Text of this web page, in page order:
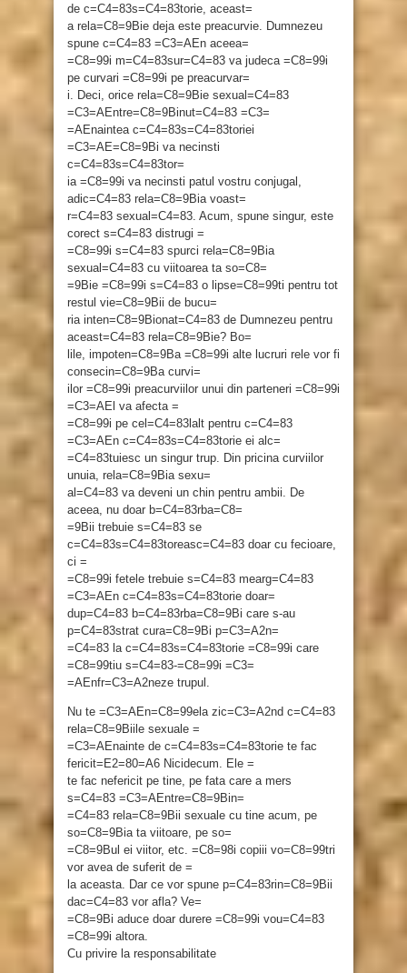
de c=C4=83s=C4=83torie, aceast=
a rela=C8=9Bie deja este preacurvie. Dumnezeu
spune c=C4=83 =C3=AEn aceea=
=C8=99i m=C4=83sur=C4=83 va judeca =C8=99i
pe curvari =C8=99i pe preacurvar=
i. Deci, orice rela=C8=9Bie sexual=C4=83
=C3=AEntre=C8=9Binut=C4=83 =C3=
=AEnaintea c=C4=83s=C4=83toriei
=C3=AE=C8=9Bi va necinsti
c=C4=83s=C4=83tor=
ia =C8=99i va necinsti patul vostru conjugal,
adic=C4=83 rela=C8=9Bia voast=
r=C4=83 sexual=C4=83. Acum, spune singur, este
corect s=C4=83 distrugi =
=C8=99i s=C4=83 spurci rela=C8=9Bia
sexual=C4=83 cu viitoarea ta so=C8=
=9Bie =C8=99i s=C4=83 o lipse=C8=99ti pentru tot
restul vie=C8=9Bii de bucu=
ria inten=C8=9Bionat=C4=83 de Dumnezeu pentru
aceast=C4=83 rela=C8=9Bie? Bo=
lile, impoten=C8=9Ba =C8=99i alte lucruri rele vor fi
consecin=C8=9Ba curvi=
ilor =C8=99i preacurviilor unui din parteneri =C8=99i
=C3=AEl va afecta =
=C8=99i pe cel=C4=83lalt pentru c=C4=83
=C3=AEn c=C4=83s=C4=83torie ei alc=
=C4=83tuiesc un singur trup. Din pricina curviilor
unuia, rela=C8=9Bia sexu=
al=C4=83 va deveni un chin pentru ambii. De
aceea, nu doar b=C4=83rba=C8=
=9Bii trebuie s=C4=83 se
c=C4=83s=C4=83toreasc=C4=83 doar cu fecioare,
ci =
=C8=99i fetele trebuie s=C4=83 mearg=C4=83
=C3=AEn c=C4=83s=C4=83torie doar=
dup=C4=83 b=C4=83rba=C8=9Bi care s-au
p=C4=83strat cura=C8=9Bi p=C3=A2n=
=C4=83 la c=C4=83s=C4=83torie =C8=99i care
=C8=99tiu s=C4=83-=C8=99i =C3=
=AEnfr=C3=A2neze trupul.
Nu te =C3=AEn=C8=99ela zic=C3=A2nd c=C4=83
rela=C8=9Biile sexuale =
=C3=AEnainte de c=C4=83s=C4=83torie te fac
fericit=E2=80=A6 Nicidecum. Ele =
te fac nefericit pe tine, pe fata care a mers
s=C4=83 =C3=AEntre=C8=9Bin=
=C4=83 rela=C8=9Bii sexuale cu tine acum, pe
so=C8=9Bia ta viitoare, pe so=
=C8=9Bul ei viitor, etc. =C8=98i copiii vo=C8=99tri
vor avea de suferit de =
la aceasta. Dar ce vor spune p=C4=83rin=C8=9Bii
dac=C4=83 vor afla? Ve=
=C8=9Bi aduce doar durere =C8=99i vou=C4=83
=C8=99i altora.
Cu privire la responsabilitate